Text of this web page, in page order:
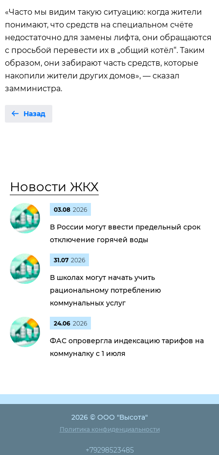
«Часто мы видим такую ситуацию: когда жители
понимают, что средств на специальном счёте
недостаточно для замены лифта, они обращаются
с просьбой перевести их в „общий котёл“. Таким
образом, они забирают часть средств, которые
накопили жители других домов», — сказал
замминистра.
Назад
Новости ЖКХ
03.08 2026
В России могут ввести предельный срок
отключение горячей воды
31.07 2026
В школах могут начать учить
рациональному потреблению
коммунальных услуг
24.06 2026
ФАС опровергла индексацию тарифов на
коммуналку с 1 июля
2026 © ООО "Высота"
Политика конфиденциальности
+79298523485